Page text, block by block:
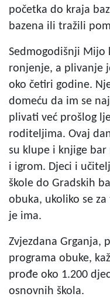
početka do kraja
bazena ili tražili
Sedmogodišnji Mijo
ronjenje, a plivanje
oko četiri godine.
domeću da im se
plivati već prošlog
roditeljima. Ovaj
su klupe i knjige
i igrom. Djeci i
škole do Gradskih
obuka, ukoliko se
je ima.
Zvjezdana Grganja,
programa obuke,
prođe oko 1.200
osnovnih škola.